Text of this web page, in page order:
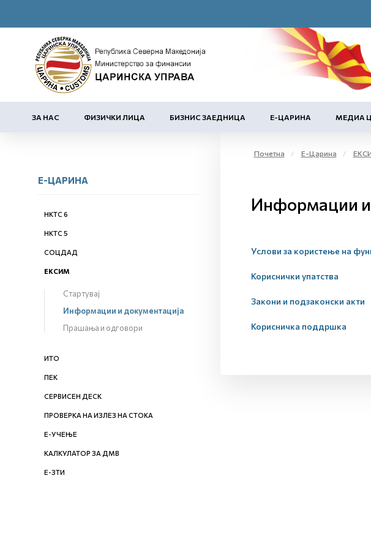
ЗА НАС ФИЗИЧКИ ЛИЦА БИЗНИС ЗАЕДНИЦА Е-ЦАРИНА МЕДИА
Е-ЦАРИНА
НКТС 6
НКТС 5
СОЦДАД
ЕКСИМ
Стартувај
Информации и документација
Прашања и одговори
ИТО
ПЕК
СЕРВИСЕН ДЕСК
ПРОВЕРКА НА ИЗЛЕЗ НА СТОКА
Е-УЧЕЊЕ
КАЛКУЛАТОР ЗА ДМВ
Е-ЗТИ
Почетна Е-Царина
Информации и
Услови за користење на
Кориснички упатства
Закони и подзаконски акти
Корисничка поддршка